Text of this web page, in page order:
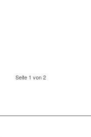
Seite 1 von 2